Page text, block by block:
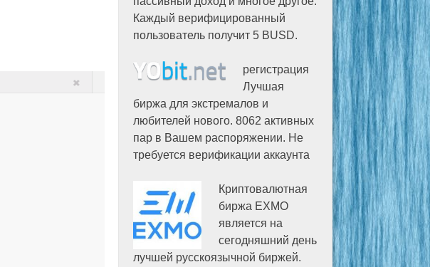
Каждый верифицированный
пользователь получит 5 BUSD.
регистрация
Лучшая
биржа для экстремалов и
любителей нового. 8062 активных
пар в Вашем распоряжении. Не
требуется верификации аккаунта
Криптовалютная
биржа EXMO
является на
сегодняшний день
лучшей русскоязычной биржей.